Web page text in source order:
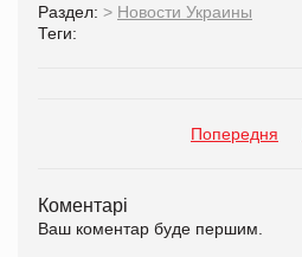
Раздел: > Новости Украины
Теги:
Попередня
Коментарі
Ваш коментар буде першим.